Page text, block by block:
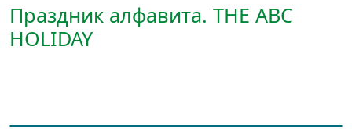
Праздник алфавита. THE ABC
HOLIDAY